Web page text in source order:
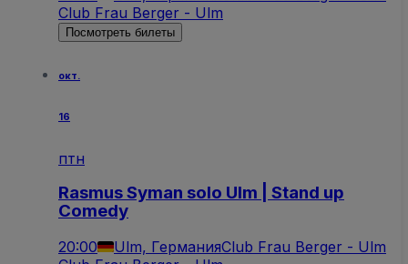
Club Frau Berger - Ulm
Посмотреть билеты
окт.
16
птн
Rasmus Syman solo Ulm | Stand up
Comedy
20:00 Ulm, ГерманияClub Frau Berger - Ulm